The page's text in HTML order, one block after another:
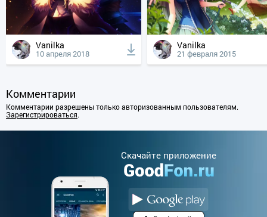
Vanilka
10 апреля 2018
Vanilka
21 февраля 2015
Комментарии
Комментарии разрешены только авторизованным пользователям.
Зарегистрироваться.
Cкачайте приложение